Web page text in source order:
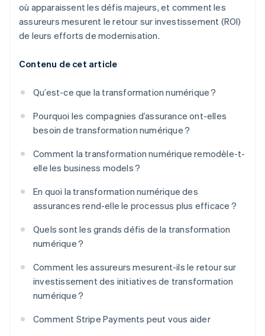
où apparaissent les défis majeurs, et comment les
assureurs mesurent le retour sur investissement (ROI)
de leurs efforts de modernisation.
Contenu de cet article
Qu’est-ce que la transformation numérique ?
Pourquoi les compagnies d’assurance ont-elles
besoin de transformation numérique ?
Comment la transformation numérique remodèle-t-
elle les business models ?
En quoi la transformation numérique des
assurances rend-elle le processus plus efficace ?
Quels sont les grands défis de la transformation
numérique ?
Comment les assureurs mesurent-ils le retour sur
investissement des initiatives de transformation
numérique ?
Comment Stripe Payments peut vous aider